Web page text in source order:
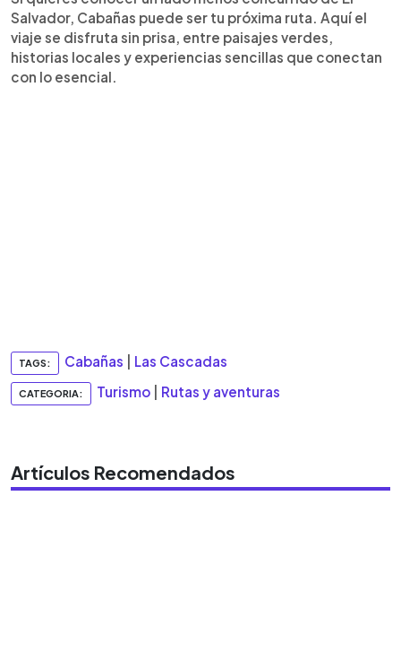
Salvador, Cabañas puede ser tu próxima ruta. Aquí el
viaje se disfruta sin prisa, entre paisajes verdes,
historias locales y experiencias sencillas que conectan
con lo esencial.
TAGS: Cabañas Las Cascadas
CATEGORIA: Turismo Rutas y aventuras
Artículos Recomendados